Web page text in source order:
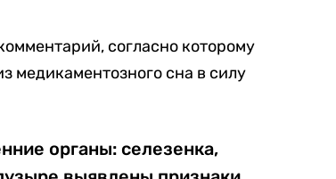
согласно которому
медикаментозного сна в силу
органы: селезенка,